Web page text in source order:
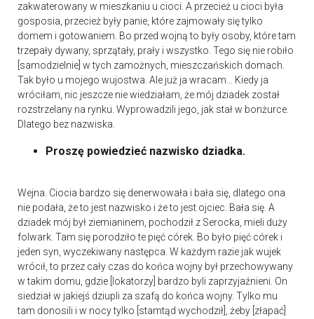
zakwaterowany w mieszkaniu u cioci. A przecież u cioci była
gosposia, przecież były panie, które zajmowały się tylko
domem i gotowaniem. Bo przed wojną to były osoby, które tam
trzepały dywany, sprzątały, prały i wszystko. Tego się nie robiło
[samodzielnie] w tych zamożnych, mieszczańskich domach.
Tak było u mojego wujostwa. Ale już ja wracam… Kiedy ja
wróciłam, nic jeszcze nie wiedziałam, że mój dziadek został
rozstrzelany na rynku. Wyprowadzili jego, jak stał w bonżurce.
Dlatego bez nazwiska.
Proszę powiedzieć nazwisko dziadka.
Wejna. Ciocia bardzo się denerwowała i bała się, dlatego ona
nie podała, że to jest nazwisko i że to jest ojciec. Bała się. A
dziadek mój był ziemianinem, pochodził z Serocka, mieli duży
folwark. Tam się porodziło te pięć córek. Bo było pięć córek i
jeden syn, wyczekiwany następca. W każdym razie jak wujek
wrócił, to przez cały czas do końca wojny był przechowywany
w takim domu, gdzie [lokatorzy] bardzo byli zaprzyjaźnieni. On
siedział w jakiejś dziupli za szafą do końca wojny. Tylko mu
tam donosili i w nocy tylko [stamtąd wychodził], żeby [złapać]